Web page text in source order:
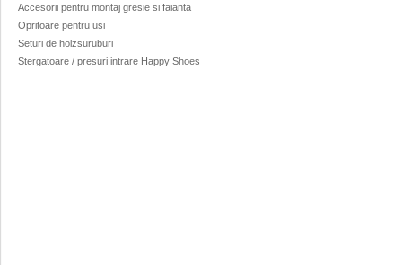
Accesorii pentru montaj gresie si faianta
Opritoare pentru usi
Seturi de holzsuruburi
Stergatoare / presuri intrare Happy Shoes